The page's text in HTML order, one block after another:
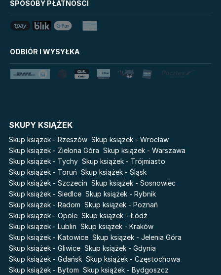
Grzeszni Miliarderzy
Uniwersum Reina Roja
Królestwo kłamstw
Lato
Tim Marshall on
Star Wars Darth Vader
Pamiętniki Wampirów
Basia. Wielka księga.
Poznawaj świat z Basią
The Hazel Wood
Zmierzch
Faye
Katie Maguire
Liceum Freuda
Sherlock Holmes Society
Światy Pilipiuka
Cień od wschodu
Przebudzenie powietrza
Pieśń Lwicy
Akademia wampirów
Karneval
Baśń o złamanym sercu
Prosta zabawa
SPOSOBY PŁATNOŚCI
ODBIÓR I WYSYŁKA
SKUPY KSIĄŻEK
Skup książek - Rzeszów Skup książek - Wrocław
Skup książek - Zielona Góra Skup książek - Warszawa
Skup książek - Tychy Skup książek - Trójmiasto
Skup książek - Toruń Skup książek - Śląsk
Skup książek - Szczecin Skup książek - Sosnowiec
Skup książek - Siedlce Skup książek - Rybnik
Skup książek - Radom Skup książek - Poznań
Skup książek - Opole Skup książek - Łódź
Skup książek - Lublin Skup książek - Kraków
Skup książek - Katowice Skup książek - Jelenia Góra
Skup książek - Gliwice Skup książek - Gdynia
Skup książek - Gdańsk Skup książek - Częstochowa
Skup książek - Bytom Skup książek - Bydgoszcz